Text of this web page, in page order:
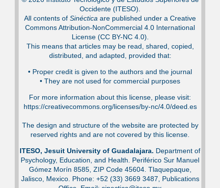
Occidente (ITESO).
All contents of Sinéctica are published under a Creative
Commons Attribution-NonCommercial 4.0 International
License (CC BY-NC 4.0).
This means that articles may be read, shared, copied,
distributed, and adapted, provided that:
•⁠ Proper credit is given to the authors and the journal
•⁠ They are not used for commercial purposes
For more information about this license, please visit:
https://creativecommons.org/licenses/by-nc/4.0/deed.es
The design and structure of the website are protected by
reserved rights and are not covered by this license.
ITESO, Jesuit University of Guadalajara. Department of
Psychology, Education, and Health. Periférico Sur Manuel
Gómez Morín 8585, ZIP Code 45604. Tlaquepaque,
Jalisco, Mexico. Phone: +52 (33) 3669 3487, Publications